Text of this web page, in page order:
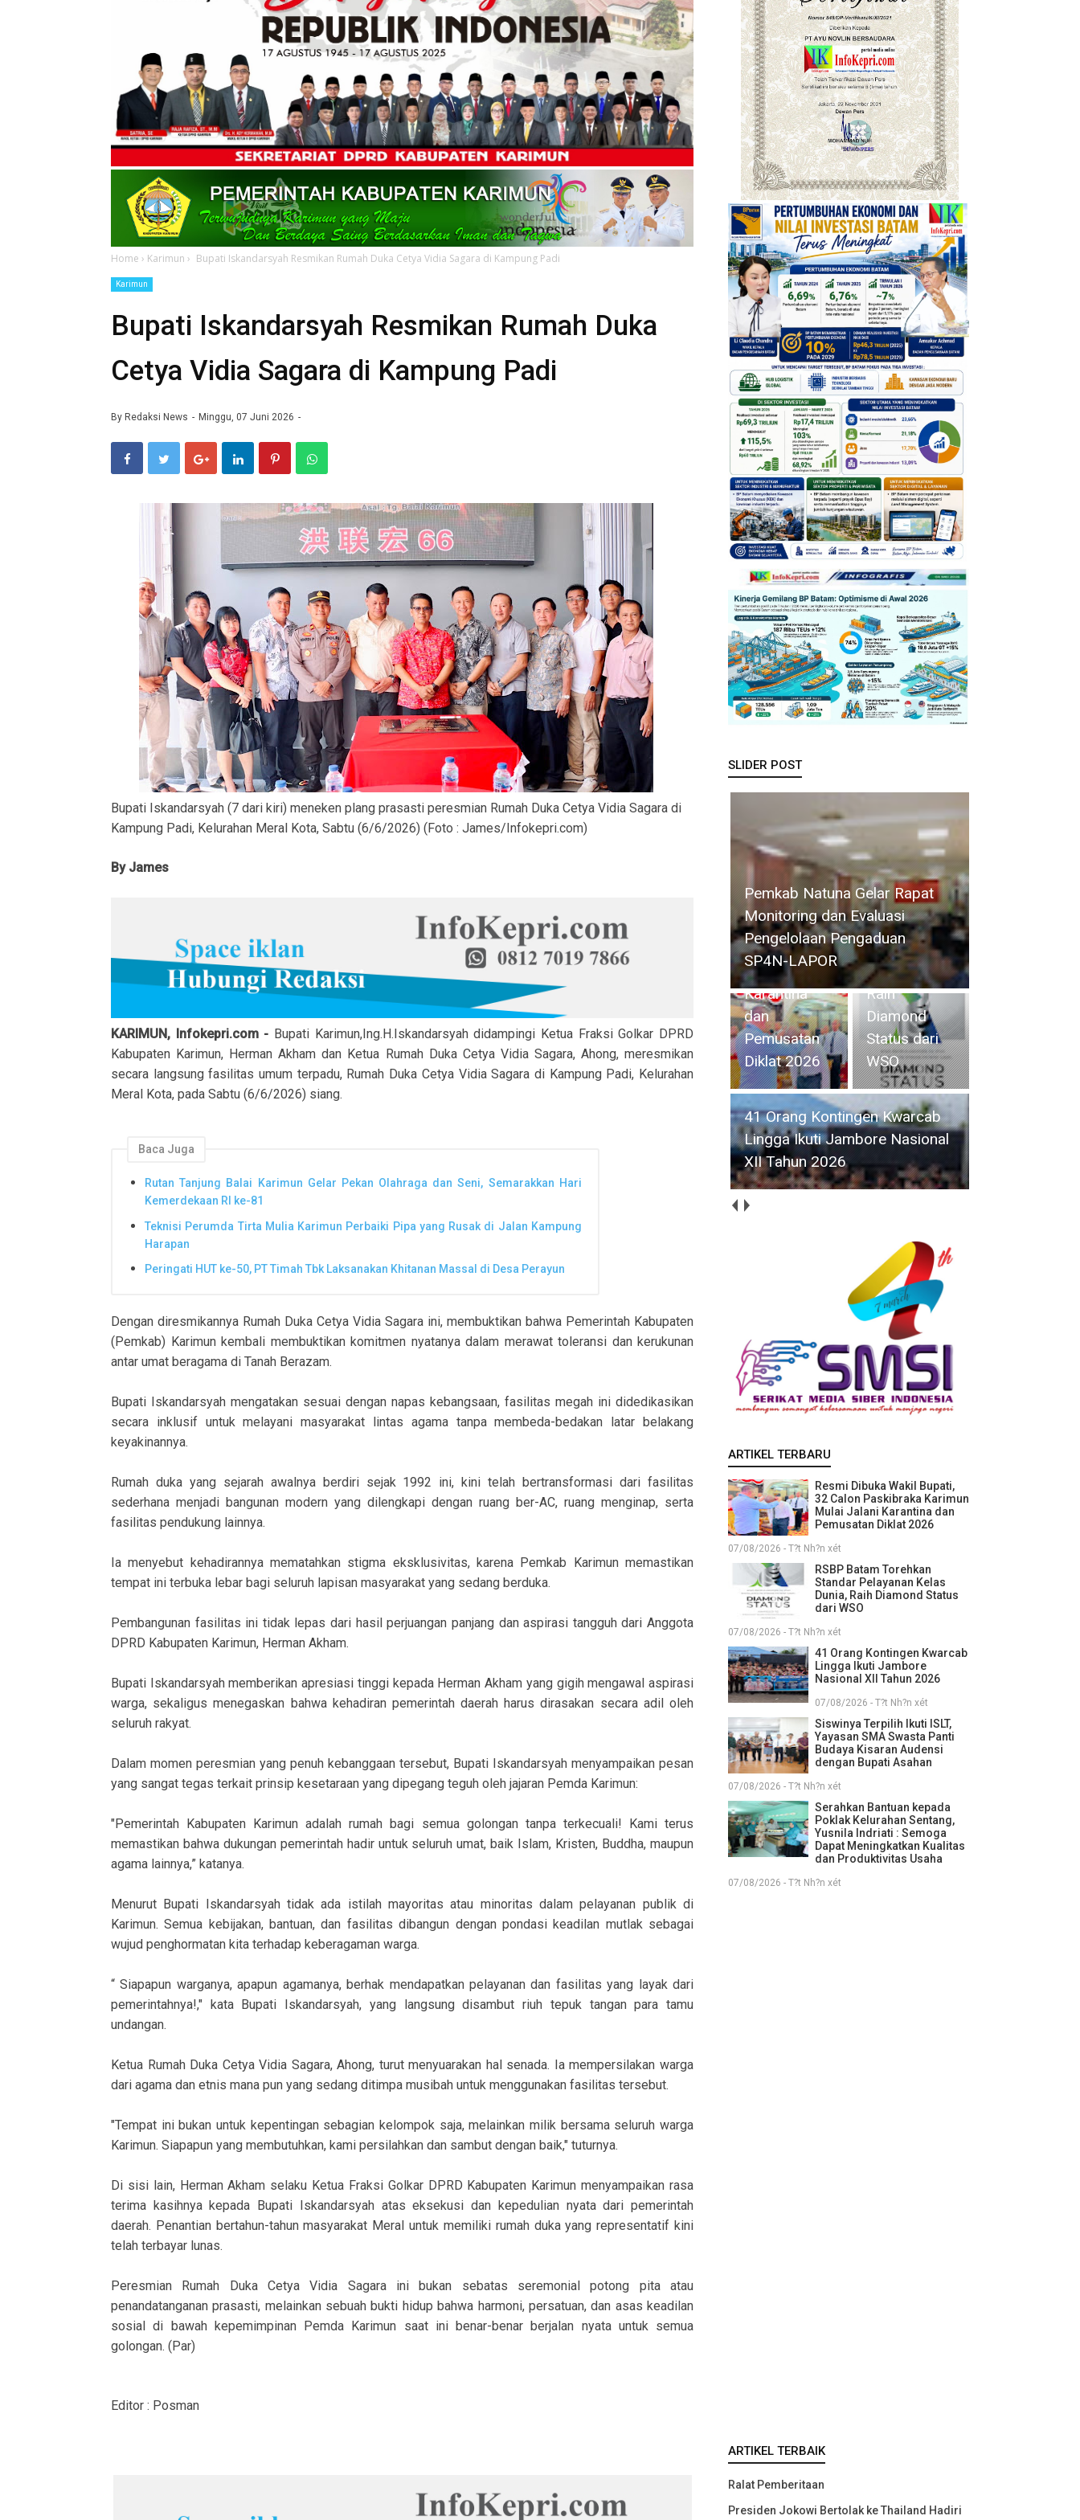
Home › Karimun › Bupati Iskandarsyah Resmikan Rumah Duka Cetya Vidia Sagara di Kampung Padi
Karimun
Bupati Iskandarsyah Resmikan Rumah Duka
Cetya Vidia Sagara di Kampung Padi
By Redaksi News Minggu, 07 Juni 2026
Bupati Iskandarsyah (7 dari kiri) meneken plang prasasti peresmian Rumah Duka Cetya Vidia Sagara di
Kampung Padi, Kelurahan Meral Kota, Sabtu (6/6/2026) (Foto : James/Infokepri.com)
By James
KARIMUN, Infokepri.com - Bupati Karimun,Ing.H.Iskandarsyah didampingi Ketua Fraksi Golkar DPRD
Kabupaten Karimun, Herman Akham dan Ketua Rumah Duka Cetya Vidia Sagara, Ahong, meresmikan
secara langsung fasilitas umum terpadu, Rumah Duka Cetya Vidia Sagara di Kampung Padi, Kelurahan
Meral Kota, pada Sabtu (6/6/2026) siang.
Baca Juga
Rutan Tanjung Balai Karimun Gelar Pekan Olahraga dan Seni, Semarakkan Hari
Kemerdekaan RI ke-81
Teknisi Perumda Tirta Mulia Karimun Perbaiki Pipa yang Rusak di Jalan Kampung
Harapan
Peringati HUT ke-50, PT Timah Tbk Laksanakan Khitanan Massal di Desa Perayun
Dengan diresmikannya Rumah Duka Cetya Vidia Sagara ini, membuktikan bahwa Pemerintah Kabupaten
(Pemkab) Karimun kembali membuktikan komitmen nyatanya dalam merawat toleransi dan kerukunan
antar umat beragama di Tanah Berazam.
Bupati Iskandarsyah mengatakan sesuai dengan napas kebangsaan, fasilitas megah ini didedikasikan
secara inklusif untuk melayani masyarakat lintas agama tanpa membeda-bedakan latar belakang
keyakinannya.
Rumah duka yang sejarah awalnya berdiri sejak 1992 ini, kini telah bertransformasi dari fasilitas
sederhana menjadi bangunan modern yang dilengkapi dengan ruang ber-AC, ruang menginap, serta
fasilitas pendukung lainnya.
Ia menyebut kehadirannya mematahkan stigma eksklusivitas, karena Pemkab Karimun memastikan
tempat ini terbuka lebar bagi seluruh lapisan masyarakat yang sedang berduka.
Pembangunan fasilitas ini tidak lepas dari hasil perjuangan panjang dan aspirasi tangguh dari Anggota
DPRD Kabupaten Karimun, Herman Akham.
Bupati Iskandarsyah memberikan apresiasi tinggi kepada Herman Akham yang gigih mengawal aspirasi
warga, sekaligus menegaskan bahwa kehadiran pemerintah daerah harus dirasakan secara adil oleh
seluruh rakyat.
Dalam momen peresmian yang penuh kebanggaan tersebut, Bupati Iskandarsyah menyampaikan pesan
yang sangat tegas terkait prinsip kesetaraan yang dipegang teguh oleh jajaran Pemda Karimun:
"Pemerintah Kabupaten Karimun adalah rumah bagi semua golongan tanpa terkecuali! Kami terus
memastikan bahwa dukungan pemerintah hadir untuk seluruh umat, baik Islam, Kristen, Buddha, maupun
agama lainnya,” katanya.
Menurut Bupati Iskandarsyah tidak ada istilah mayoritas atau minoritas dalam pelayanan publik di
Karimun. Semua kebijakan, bantuan, dan fasilitas dibangun dengan pondasi keadilan mutlak sebagai
wujud penghormatan kita terhadap keberagaman warga.
“ Siapapun warganya, apapun agamanya, berhak mendapatkan pelayanan dan fasilitas yang layak dari
pemerintahnya!," kata Bupati Iskandarsyah, yang langsung disambut riuh tepuk tangan para tamu
undangan.
Ketua Rumah Duka Cetya Vidia Sagara, Ahong, turut menyuarakan hal senada. Ia mempersilakan warga
dari agama dan etnis mana pun yang sedang ditimpa musibah untuk menggunakan fasilitas tersebut.
"Tempat ini bukan untuk kepentingan sebagian kelompok saja, melainkan milik bersama seluruh warga
Karimun. Siapapun yang membutuhkan, kami persilahkan dan sambut dengan baik," tuturnya.
Di sisi lain, Herman Akham selaku Ketua Fraksi Golkar DPRD Kabupaten Karimun menyampaikan rasa
terima kasihnya kepada Bupati Iskandarsyah atas eksekusi dan kepedulian nyata dari pemerintah
daerah. Penantian bertahun-tahun masyarakat Meral untuk memiliki rumah duka yang representatif kini
telah terbayar lunas.
Peresmian Rumah Duka Cetya Vidia Sagara ini bukan sebatas seremonial potong pita atau
penandatanganan prasasti, melainkan sebuah bukti hidup bahwa harmoni, persatuan, dan asas keadilan
sosial di bawah kepemimpinan Pemda Karimun saat ini benar-benar berjalan nyata untuk semua
golongan. (Par)
Editor : Posman
SLIDER POST
Resmi Dibuka Wakil Bupati, 32
Calon Paskibraka Karimun
Mulai Jalani Karantina dan
Pemusatan Diklat 2026
RSBP Batam
Torehkan
Standar
Pelayanan
Kelas Dunia,
Raih
Diamond
Status dari
WSO
41 Orang
Kontingen
Kwarcab
Lingga Ikuti
Jambore
Nasional XII
Tahun 2026
Siswinya Terpilih Ikuti ISLT,
Yayasan SMA Swasta Panti
Budaya Kisaran Audensi
dengan Bupati Asahan
ARTIKEL TERBARU
Resmi Dibuka Wakil Bupati,
32 Calon Paskibraka Karimun
Mulai Jalani Karantina dan
Pemusatan Diklat 2026
07/08/2026 - T?t Nh?n xét
RSBP Batam Torehkan
Standar Pelayanan Kelas
Dunia, Raih Diamond Status
dari WSO
07/08/2026 - T?t Nh?n xét
41 Orang Kontingen Kwarcab
Lingga Ikuti Jambore
Nasional XII Tahun 2026
07/08/2026 - T?t Nh?n xét
Siswinya Terpilih Ikuti ISLT,
Yayasan SMA Swasta Panti
Budaya Kisaran Audensi
dengan Bupati Asahan
07/08/2026 - T?t Nh?n xét
Serahkan Bantuan kepada
Poklak Kelurahan Sentang,
Yusnila Indriati : Semoga
Dapat Meningkatkan Kualitas
dan Produktivitas Usaha
07/08/2026 - T?t Nh?n xét
ARTIKEL TERBAIK
Ralat Pemberitaan
Presiden Jokowi Bertolak ke Thailand Hadiri